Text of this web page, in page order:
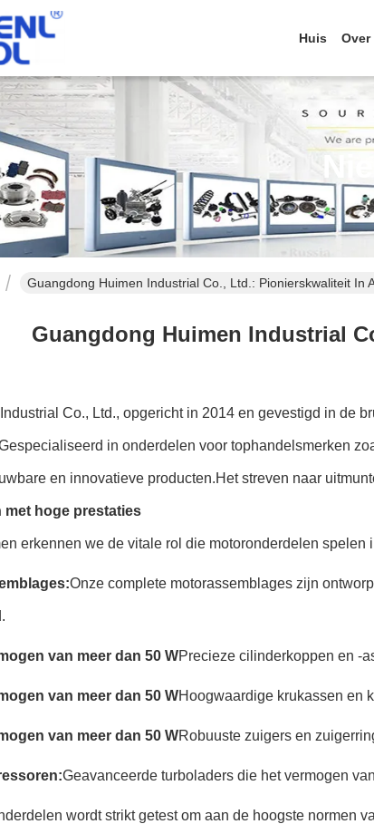
Huis Over
Guangdong Huimen Industrial Co., Ltd.: Pionierskwaliteit In
Guangdong Huimen Industrial
Co., Ltd., opgericht in 2014 en gevestigd in de
in onderdelen voor tophandelsmerken
en innovatieve producten.Het streven naar
met hoge prestaties
erkennen we de vitale rol die motoronderdelen
Onze complete motorassemblages zijn
van meer dan 50 WPrecieze cilinderkoppen en -
van meer dan 50 WHoogwaardige krukassen en
van meer dan 50 WRobuuste zuigers en
Geavanceerde turboladers die het vermogen
wordt strikt getest om aan de hoogste normen